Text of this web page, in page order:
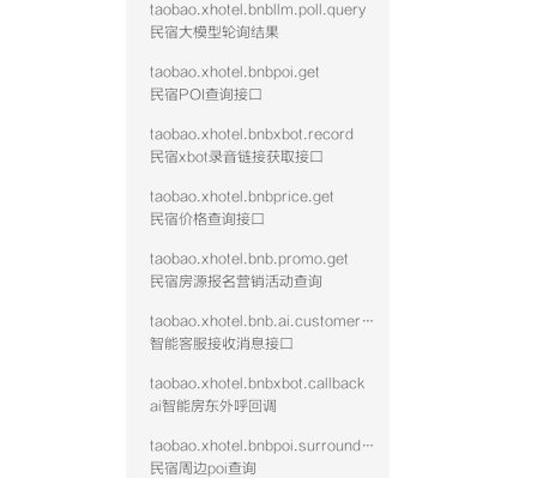
taobao.xhotel.bnbllm.poll.query
民宿大模型轮询结果
taobao.xhotel.bnbpoi.get
民宿POI查询接口
taobao.xhotel.bnbxbot.record
民宿xbot录音链接获取接口
taobao.xhotel.bnbprice.get
民宿价格查询接口
taobao.xhotel.bnb.promo.get
民宿房源报名营销活动查询
taobao.xhotel.bnb.ai.customer.message
智能客服接收消息接口
taobao.xhotel.bnbxbot.callback
ai智能房东外呼回调
taobao.xhotel.bnbpoi.surrounding
民宿周边poi查询